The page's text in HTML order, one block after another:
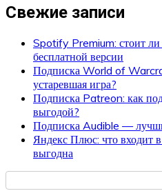
Свежие записи
Spotify Premium: стоит ли
бесплатной версии
Подписка World of
устаревшая игра?
Подписка Patreon: как
выгодой?
Подписка Audible —
Яндекс Плюс: что входит
выгодна